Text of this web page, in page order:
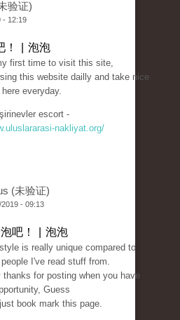
验证)
- 12:19
！ | 泡泡
first time to visit this site,
this website dailly and take nice
everyday.
escort -
nakliyat.org/
(未验证)
- 09:13
泡吧！ | 泡泡
is really unique compared to
I've read stuff from.
thanks for posting when you have
Guess
just book mark this page.